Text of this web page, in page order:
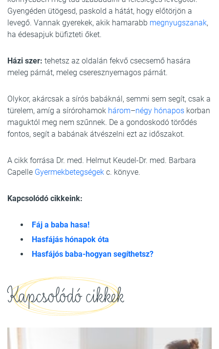
Gyengéden ütögesd, paskold a hátát, hogy előtörjön a
levegő. Vannak gyerekek, akik hamarabb megnyugszanak,
ha édesapjuk büfizteti őket.
Házi szer: tehetsz az oldalán fekvő csecsemő hasára
meleg párnát, meleg cseresznyemagos párnát.
Olykor, akárcsak a sírós babáknál, semmi sem segít, csak a
türelem, amíg a sírórohamok három–négy hónapos korban
maguktól meg nem szűnnek. De a gondoskodó törődés
fontos, segít a babának átvészelni ezt az időszakot.
A cikk forrása Dr. med. Helmut Keudel-Dr. med. Barbara
Capelle Gyermekbetegségek c. könyve.
Kapcsolódó cikkeink:
Fáj a baba hasa!
Hasfájás hónapok óta
Hasfájós baba-hogyan segíthetsz?
Kapcsolódó cikkek